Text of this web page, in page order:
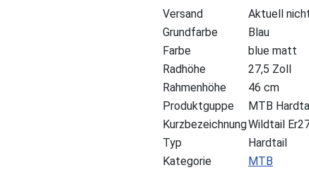
Versand
Aktuell
Grundfarbe
Blau
Farbe
blue matt
Radhöhe
27,5 Zoll
Rahmenhöhe
46 cm
Produktguppe
MTB
KurzbezeichnungWildtail
Typ
Hardtail
Kategorie
MTB